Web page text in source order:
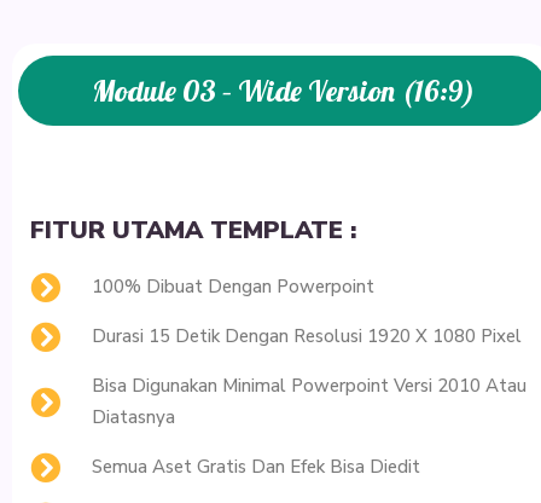
Module 03 – Wide Version (16:9)
FITUR UTAMA TEMPLATE :
100% Dibuat Dengan Powerpoint
Durasi 15 Detik Dengan Resolusi 1920 X 1080 Pixel
Bisa Digunakan Minimal Powerpoint Versi 2010 Atau
Diatasnya
Semua Aset Gratis Dan Efek Bisa Diedit